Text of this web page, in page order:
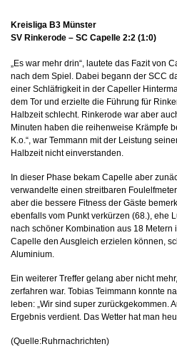
Kreisliga B3 Münster
SV Rinkerode – SC Capelle 2:2 (1:0)
„Es war mehr drin“, lautete das Fazit von
nach dem Spiel. Dabei begann der SCC
einer Schläfrigkeit in der Capeller
dem Tor und erzielte die Führung für
Halbzeit schlecht. Rinkerode war aber
Minuten haben die reihenweise Krämpfe
K.o.“, war Temmann mit der Leistung
Halbzeit nicht einverstanden.
In dieser Phase bekam Capelle aber
verwandelte einen streitbaren
aber die bessere Fitness der Gäste
ebenfalls vom Punkt verkürzen (68.), ehe
nach schöner Kombination aus 18 Metern
Capelle den Ausgleich erzielen können,
Aluminium.
Ein weiterer Treffer gelang aber nicht
zerfahren war. Tobias Teimmann konnte
leben: „Wir sind super zurückgekommen.
Ergebnis verdient. Das Wetter hat man
(Quelle:Ruhrnachrichten)